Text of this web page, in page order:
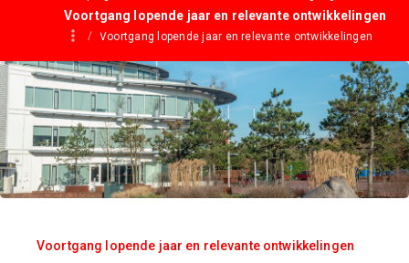
Voortgang lopende jaar en relevante ontwikkelingen
Voortgang lopende jaar en relevante ontwikkelingen
Voortgang lopende jaar en relevante ontwikkelingen